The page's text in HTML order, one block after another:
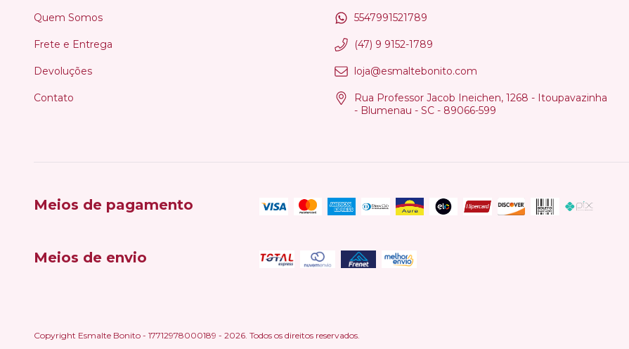
Quem Somos
Frete e Entrega
Devoluções
Contato
5547991521789
(47) 9 9152-1789
loja@esmaltebonito.com
Rua Professor Jacob Ineichen, 1268 - Itoupavazinha
- Blumenau - SC - 89066-599
Meios de pagamento
Meios de envio
Copyright Esmalte Bonito - 17712978000189 - 2026. Todos os direitos reservados.